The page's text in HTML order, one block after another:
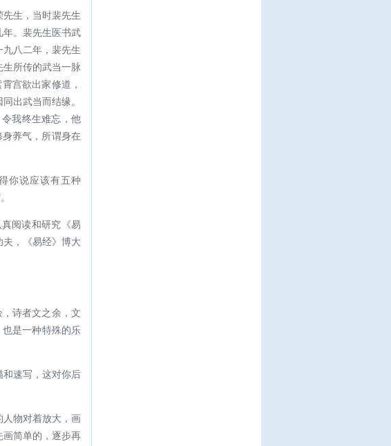
生，当时裴先生
年。裴先生医书武
八二年，裴先生
所传的武当一脉
宫欲出家修道，
出武当而结缘。
我终生难忘，他
养气，所谓身在
你说应该有五种
阅读和研究《易
，《易经》博大
诗者文之余，文
是一种特殊的乐
和速写，这对你后
物对着放大，画
画简单的，逐步再